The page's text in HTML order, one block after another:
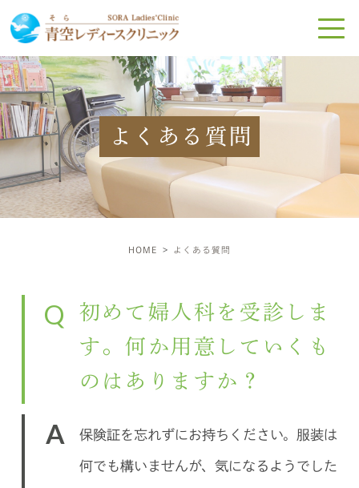
よくある質問
HOME よくある質問
Q
初めて婦人科を受診しま
す。何か用意していくも
のはありますか？
A 保険証を忘れずにお持ちください。服装は
何でも構いませんが、気になるようでした